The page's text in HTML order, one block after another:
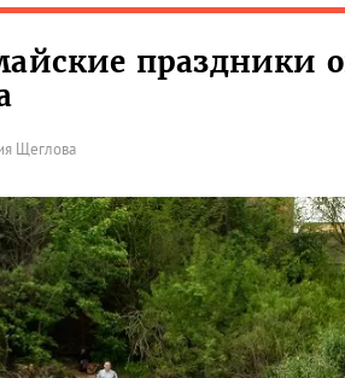
праздники
Щеглова